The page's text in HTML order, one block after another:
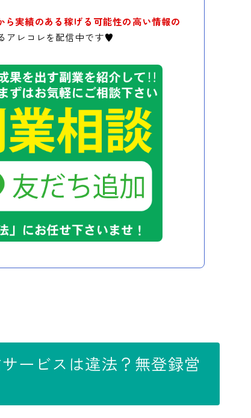
ら実績のある稼げる可能性の高い情報の
アレコレを配信中です♥
ービスは違法？無登録営